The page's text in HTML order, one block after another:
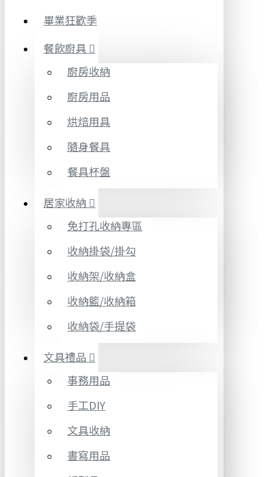
畢業狂歡季
餐飲廚具
廚房收納
廚房用品
烘焙用具
隨身餐具
餐具杯盤
居家收納
免打孔收納專區
收納掛袋/掛勾
收納架/收納盒
收納籃/收納箱
收納袋/手提袋
文具禮品
事務用品
手工DIY
文具收納
書寫用品